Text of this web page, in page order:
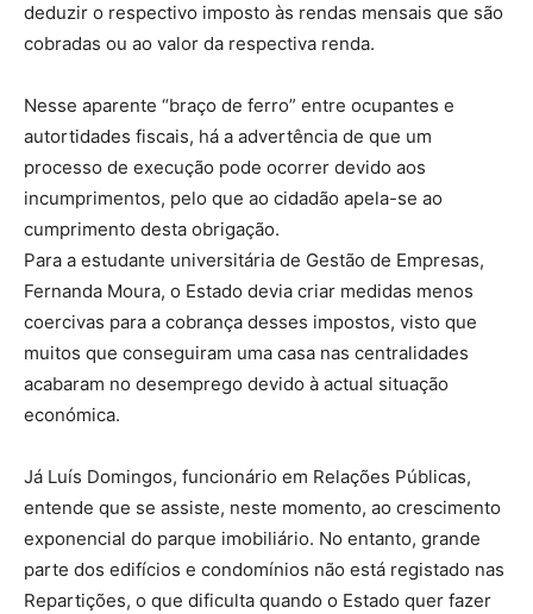
deduzir o respectivo imposto às rendas mensais que são
cobradas ou ao valor da respectiva renda.
Nesse aparente “braço de ferro” entre ocupantes e
autortidades fiscais, há a advertência de que um
processo de execução pode ocorrer devido aos
incumprimentos, pelo que ao cidadão apela-se ao
cumprimento desta obrigação.
Para a estudante universitária de Gestão de Empresas,
Fernanda Moura, o Estado devia criar medidas menos
coercivas para a cobrança desses impostos, visto que
muitos que conseguiram uma casa nas centralidades
acabaram no desemprego devido à actual situação
económica.
Já Luís Domingos, funcionário em Relações Públicas,
entende que se assiste, neste momento, ao crescimento
exponencial do parque imobiliário. No entanto, grande
parte dos edifícios e condomínios não está registado nas
Repartições, o que dificulta quando o Estado quer fazer